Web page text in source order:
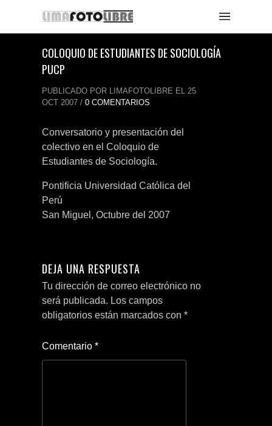
COLOQUIO DE ESTUDIANTES DE SOCIOLOGÍA
PUCP
PUBLICADO POR LIMAFOTOLIBRE EL 25
OCT 2007 / 0 COMENTARIOS
Conversatorio y presentación del
colectivo en el Coloquio de
Estudiantes de Sociología.
Pontificia Universidad Católica del
Perú
San Miguel, Octubre del 2007
DEJA UNA RESPUESTA
Tu dirección de correo electrónico no
será publicada. Los campos
obligatorios están marcados con *
Comentario *